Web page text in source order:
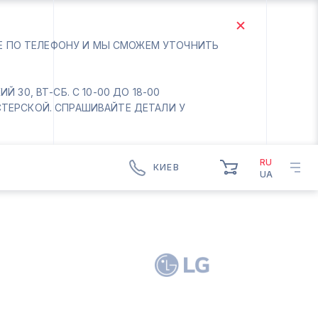
ПО ТЕЛЕФОНУ И МЫ СМОЖЕМ УТОЧНИТЬ
30, ВТ-СБ. С 10-00 ДО 18-00
СПРАШИВАЙТЕ ДЕТАЛИ У
КИЕВ
RU
UA